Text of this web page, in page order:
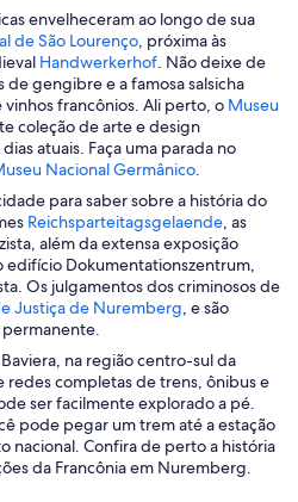
a
n
o
v
a
j
a
n
e
l
a
m
u
m
a
n
o
v
a
j
a
n
e
l
a
e
m
u
m
a
n
o
v
a
j
a
n
e
l
a
envelheceram ao longo de sua
de São LourençoA
b
r
e
e
m
u
a
n
o
v
a
j
n
e
l
a
, próxima às
HandwerkerhofA
b
r
e
e
m
m
a
n
o
v
a
a
n
e
l
a
. Não deixe de
de gengibre e a famosa salsicha
francônios. Ali perto, o Museu
coleção de arte e design
atuais. Faça uma parada no
Nacional GermânicoA
r
e
e
m
u
m
n
o
v
a
j
a
para saber sobre a história do
ReichsparteitagsgelaendeA
b
r
e
e
m
a
n
o
v
a
, as
além da extensa exposição
edifício Dokumentationszentrum,
Os julgamentos dos criminosos de
Justiça de Nuremberg A
e
e
m
u
m
a
, e são
na região centro-sul da
redes completas de trens, ônibus e
ser facilmente explorado a pé.
pode pegar um trem até a estação
nacional. Confira de perto a história
da Francônia em Nuremberg.